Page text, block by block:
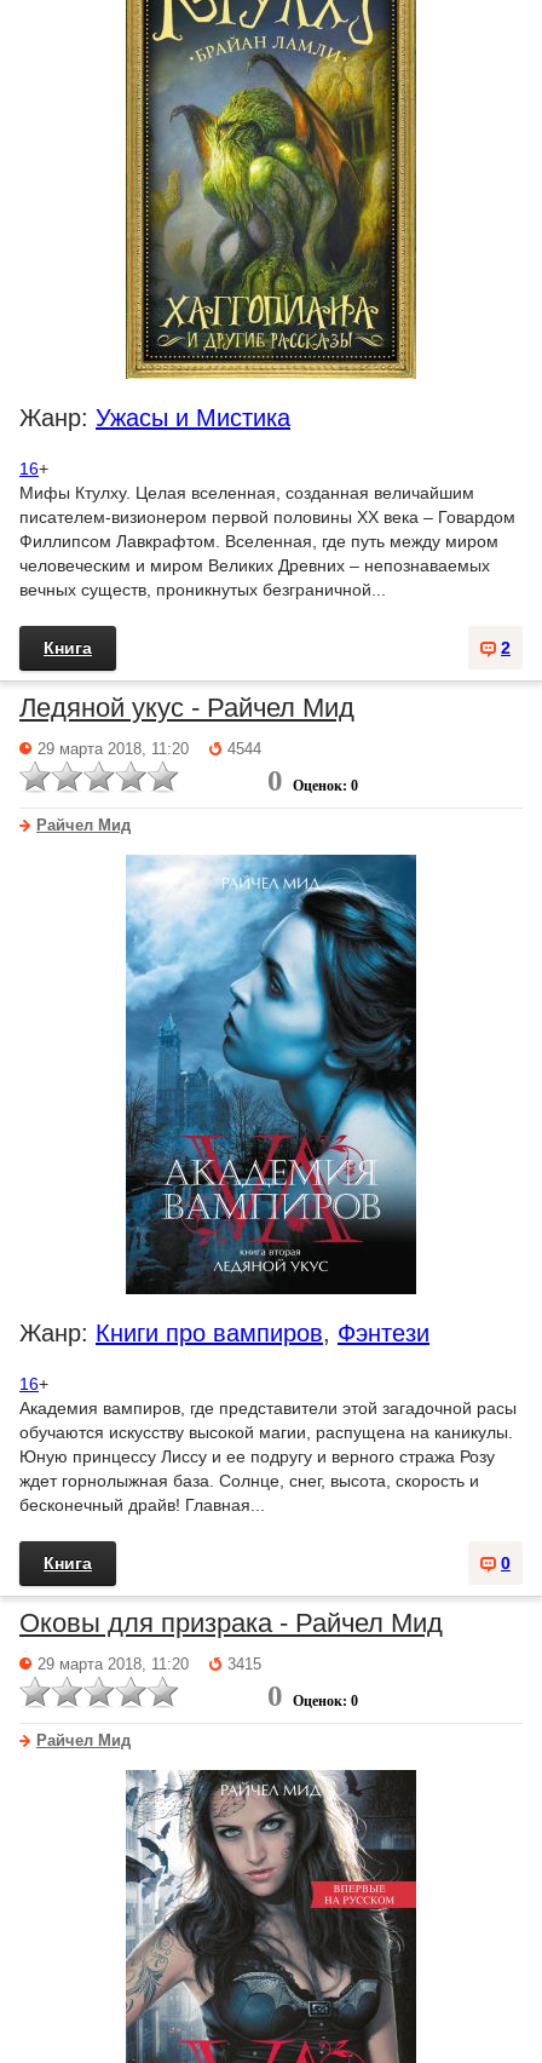
Жанр: Ужасы и Мистика
16+
Мифы Ктулху. Целая вселенная, созданная величайшим
писателем-визионером первой половины XX века – Говардом
Филлипсом Лавкрафтом. Вселенная, где путь между миром
человеческим и миром Великих Древних – непознаваемых
вечных существ, проникнутых безграничной...
2
Книга
Ледяной укус - Райчел Мид
29 марта 2018, 11:20 4544
0 Оценок: 0
Райчел Мид
Жанр: Книги про вампиров, Фэнтези
16+
Академия вампиров, где представители этой загадочной расы
обучаются искусству высокой магии, распущена на каникулы.
Юную принцессу Лиссу и ее подругу и верного стража Розу
ждет горнолыжная база. Солнце, снег, высота, скорость и
бесконечный драйв! Главная...
0
Книга
Оковы для призрака - Райчел Мид
29 марта 2018, 11:20 3415
0 Оценок: 0
Райчел Мид